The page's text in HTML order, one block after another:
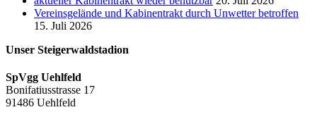
Vereinsgelände und Kabinentrakt durch Unwetter betroffen
15. Juli 2026
Unser Steigerwaldstadion
SpVgg Uehlfeld
Bonifatiusstrasse 17
91486 Uehlfeld